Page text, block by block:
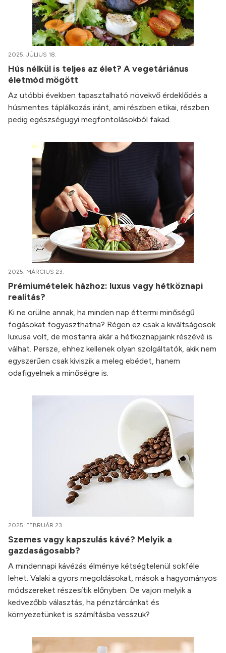
2025. JÚLIUS 18.
Hús nélkül is teljes az élet? A vegetáriánus
életmód mögött
Az utóbbi években tapasztalható növekvő érdeklődés a
húsmentes táplálkozás iránt, ami részben etikai, részben
pedig egészségügyi megfontolásokból fakad.
2025. MÁRCIUS 23.
Prémiumételek házhoz: luxus vagy hétköznapi
realitás?
Ki ne örülne annak, ha minden nap éttermi minőségű
fogásokat fogyaszthatna? Régen ez csak a kiváltságosok
luxusa volt, de mostanra akár a hétköznapjaink részévé is
válhat. Persze, ehhez kellenek olyan szolgáltatók, akik nem
egyszerűen csak kiviszik a meleg ebédet, hanem
odafigyelnek a minőségre is.
2025. FEBRUÁR 23.
Szemes vagy kapszulás kávé? Melyik a
gazdaságosabb?
A mindennapi kávézás élménye kétségtelenül sokféle
lehet. Valaki a gyors megoldásokat, mások a hagyományos
módszereket részesítik előnyben. De vajon melyik a
kedvezőbb választás, ha pénztárcánkat és
környezetünket is számításba vesszük?